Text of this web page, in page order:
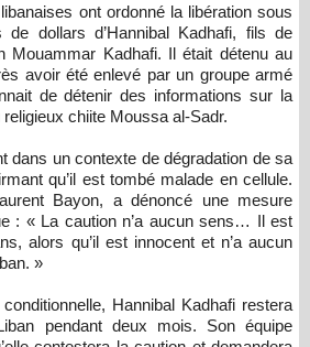
dollars d’Hannibal Kadhafi, fils de
Mouammar Kadhafi. Il était détenu au
avoir été enlevé par un groupe armé
de détenir des informations sur la
chiite Moussa al-Sadr.
dans un contexte de dégradation de sa
qu’il est tombé malade en cellule.
Bayon, a dénoncé une mesure
: « La caution n’a aucun sens… Il est
alors qu’il est innocent et n’a aucun
»
Hannibal Kadhafi restera
pendant deux mois. Son équipe